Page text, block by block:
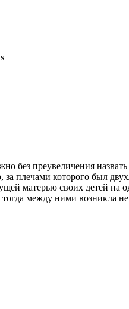
преувеличения
плечами которого был
матерью своих детей
между ними возникла